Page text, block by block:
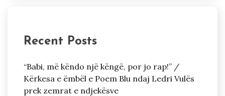
Recent Posts
“Babi, më këndo një këngë, por jo rap!” /
Kërkesa e ëmbël e Poem Blu ndaj Ledri Vulës
prek zemrat e ndjekësve